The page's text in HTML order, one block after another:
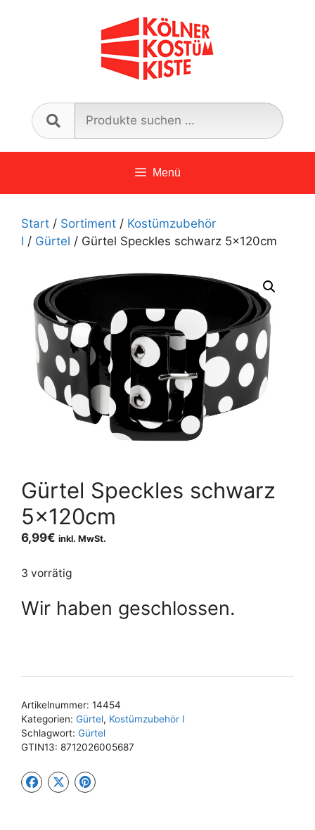
nach:
Menü
Start / Sortiment / Kostümzubehör
I / Gürtel / Gürtel Speckles schwarz 5x120cm
Gürtel Speckles schwarz
5x120cm
6,99€ inkl. MwSt.
3 vorrätig
Wir haben geschlossen.
Artikelnummer: 14454
Kategorien: Gürtel, Kostümzubehör I
Schlagwort: Gürtel
GTIN13: 8712026005687